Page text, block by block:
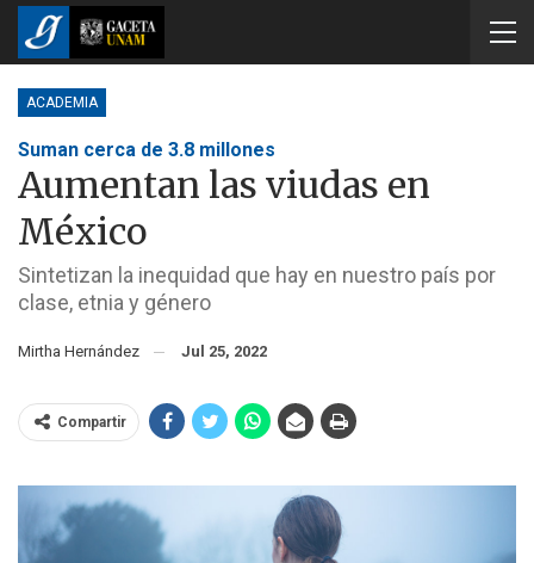
ACADEMIA
Suman cerca de 3.8 millones
Aumentan las viudas en
México
Sintetizan la inequidad que hay en nuestro país por
clase, etnia y género
Mirtha Hernández Jul 25, 2022
Compartir